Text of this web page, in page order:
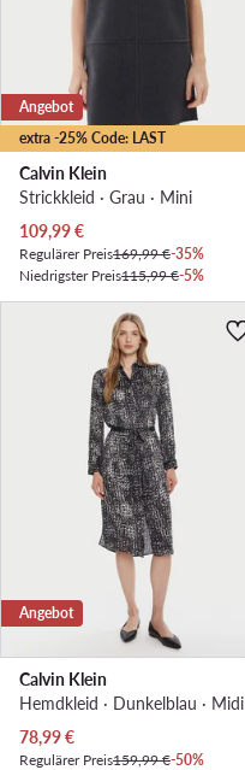
extra -25% Code: LAST
Angebot
Calvin Klein
Strickkleid · Grau · Mini
Aktueller Preis
109,99€
Regulärer Preis169,99 €-35%
Niedrigster Preis115,99 €-5%
Angebot
Calvin Klein
Hemdkleid · Dunkelblau · Midi
Aktueller Preis
78,99€
Regulärer Preis159,99 €-50%